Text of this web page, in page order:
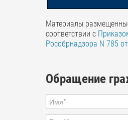
Материалы
соответствии с
Рособрнадзора N 785
Обращение